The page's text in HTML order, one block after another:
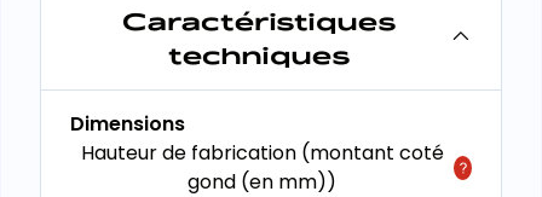
Caractéristiques
techniques
Dimensions
Hauteur de fabrication (montant coté
gond (en mm))